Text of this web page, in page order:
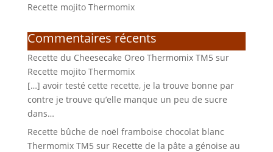
Recette mojito Thermomix
Commentaires récents
Recette du Cheesecake Oreo Thermomix TM5 sur
Recette mojito Thermomix
[…] avoir testé cette recette, je la trouve bonne par
contre je trouve qu’elle manque un peu de sucre
dans…
Recette bûche de noël framboise chocolat blanc
Thermomix TM5 sur Recette de la pâte a génoise au